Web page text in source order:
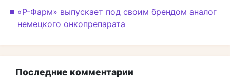
«Р-Фарм» выпускает под своим брендом аналог
немецкого онкопрепарата
Последние комментарии